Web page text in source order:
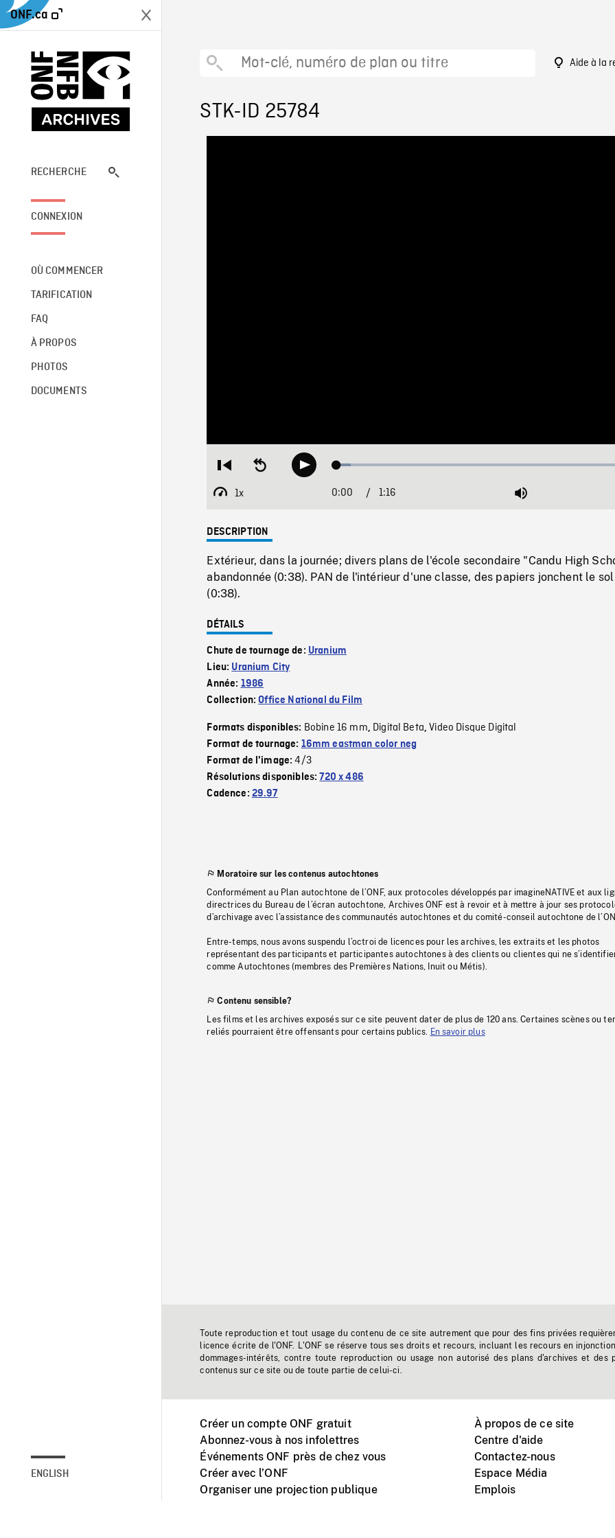
ONF.ca
RECHERCHE
CONNEXION
OÙ COMMENCER
TARIFICATION
FAQ
À PROPOS
PHOTOS
DOCUMENTS
ENGLISH
Aide à la
STK-ID 25784
Restart
beginning
Seek
backwardPlay Loaded:
1x
Playback
Current
0:00 / 1:16 Mute
DESCRIPTION
Extérieur, dans la journée; divers plans de l'école secondaire "Candu High
abandonnée (0:38). PAN de l'intérieur d'une classe, des papiers jonchent le sol
(0:38).
DÉTAILS
Chute de tournage de: Uranium
Lieu: Uranium City
Année: 1986
Collection:Office National du Film
Formats disponibles: Bobine 16 mm, Digital Beta,Video Disque Digital
Format de tournage: 16mm eastman color neg
Format de l'image:4/3
Résolutions disponibles:720 x 486
Cadence: 29.97
Moratoire sur les contenus autochtones
Conformément au Plan autochtone de l’ONF, aux protocoles développés par imagineNATIVE et aux
directrices du Bureau de l’écran autochtone, Archives ONF est à revoir et à mettre à jour ses
d’archivage avec l’assistance des communautés autochtones et du comité-conseil autochtone de
Entre-temps, nous avons suspendu l’octroi de licences pour les archives, les extraits et les photos
représentant des participants et participantes autochtones à des clients ou clientes qui ne
comme Autochtones (membres des Premières Nations, Inuit ou Métis).
Contenu sensible?
Les films et les archives exposés sur ce site peuvent dater de plus de 120 ans. Certaines scènes ou
reliés pourraient être offensants pour certains publics.
En savoir plus
Toute reproduction et tout usage du contenu de ce site autrement que pour des fins privées
licence écrite de l'ONF. L'ONF se réserve tous ses droits et recours, incluant les recours en
dommages-intérêts, contre toute reproduction ou usage non autorisé des plans d'archives et des
contenus sur ce site ou de toute partie de celui-ci.
Créer un compte ONF gratuit
Abonnez-vous à nos infolettres
Événements ONF près de chez vous
Créer avec l’ONF
Organiser une projection publique
À propos de ce site
Centre d'aide
Contactez-nous
Espace Média
Emplois